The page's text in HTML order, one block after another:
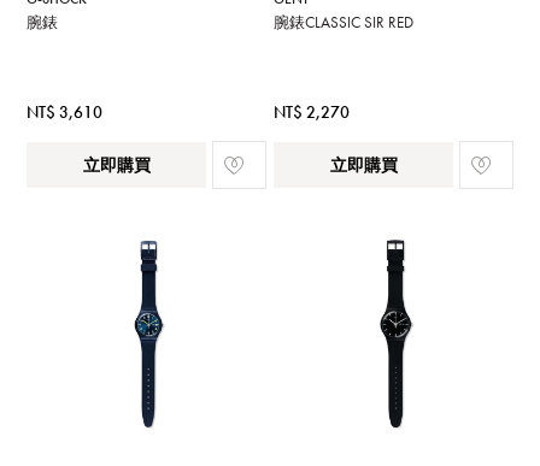
腕錶
NT$ 3,610
立即購買
腕錶CLASSIC SIR RED
NT$ 2,270
立即購買